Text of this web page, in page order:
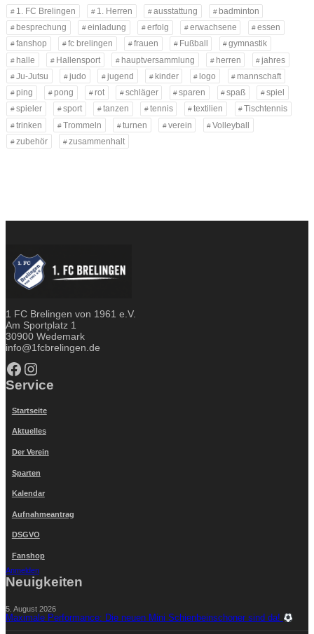
1. FC Brelingen 1. Herren ausstattung
badminton
besprechung
einladung erfolg erwachsene
essen
fanshop
fc brelingen frauen Fußball
gymnastik
halle
Hallensport hauptversammlung herren
jahres
Ju-Jutsu
judo jugend kinder logo
mannschaft
ping
pong rot schläger sparen spaß
spiel
spieler
sport tanzen tennis textilien
Tischtennis
trinken
Trommeln turnen verein
Volleyball
zubehör
zusammenhalt
1 FC Brelingen von 1961 e.V.
Am Sportplatz 1
30900 Wedemark
info@1fcbrelingen.de
Facebook Instagram
Service
Startseite
Aktuelles
Der Verein
Sparten
Kalendar
Aufnahmeantrag
DSGVO
Fanshop
Anmelden
Neuigkeiten
5. August 2026
Maximale Performance: Die neuen Mini Schienbeinschoner sind da!